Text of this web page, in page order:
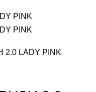
2.0 LADY PINK